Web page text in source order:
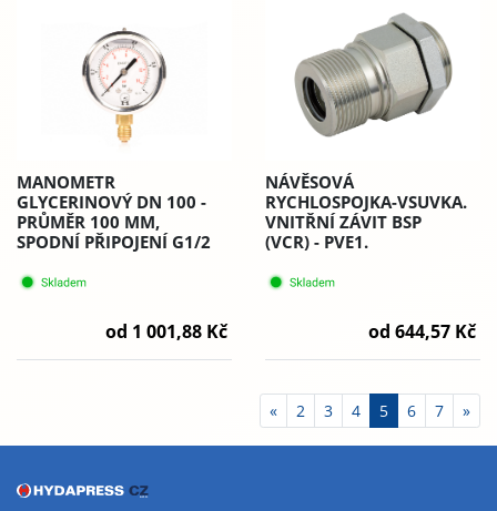
MANOMETR
GLYCERINOVÝ DN 100 -
PRŮMĚR 100 MM,
SPODNÍ PŘIPOJENÍ G1/2
od 1 001,88 Kč
NÁVĚSOVÁ
RYCHLOSPOJKA-VSUVKA.
VNITŘNÍ ZÁVIT BSP
(VCR) - PVE1.
od 644,57 Kč
« 2 3 4 5 6 7 »